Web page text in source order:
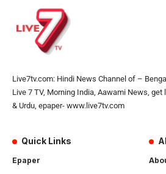
Live7tv.com: Hindi News Channel of –
Live 7 TV, Morning India, Aawami News,
& Urdu, epaper- www.live7tv.com
Quick Links
Epaper